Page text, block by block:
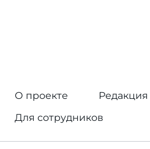
О проекте
Редакция
Для сотрудников